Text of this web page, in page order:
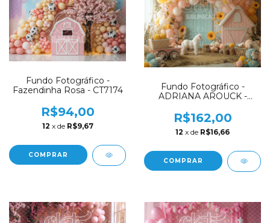
Fundo Fotográfico -
Fazendinha Rosa - CT7174
R$94,00
12 x de R$9,67
COMPRAR
Fundo Fotográfico -
ADRIANA AROUCK -
COWGIRL - AD2115
R$162,00
12 x de R$16,66
COMPRAR